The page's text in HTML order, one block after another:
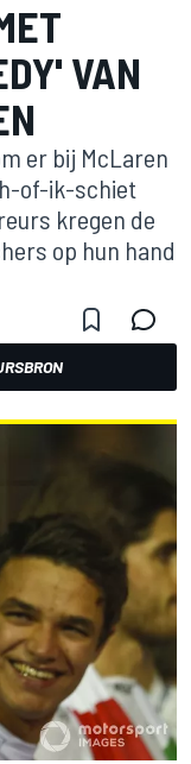
VAN
er bij McLaren
of-ik-schiet
kregen de
op hun hand